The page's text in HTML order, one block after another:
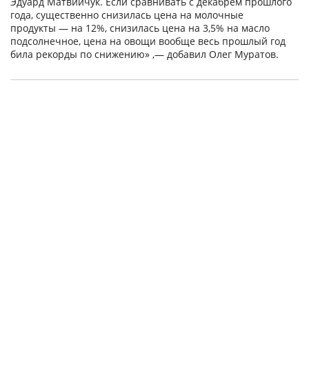
года, существенно снизилась цена на молочные
продукты — на 12%, снизилась цена на 3,5% на масло
подсолнечное, цена на овощи вообще весь прошлый год
била рекорды по снижению» ,— добавил Олег Муратов.